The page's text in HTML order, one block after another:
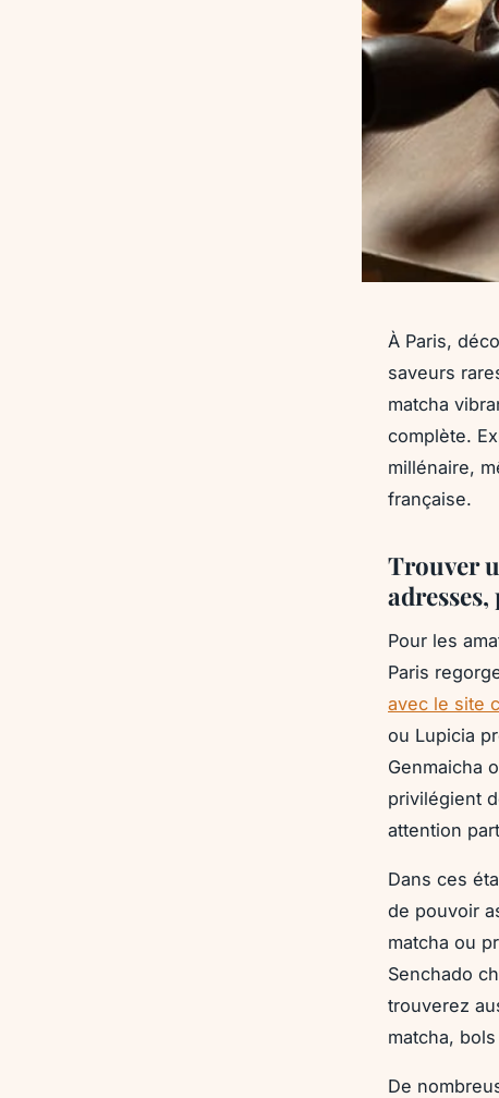
À Paris,
saveurs
matcha
complète.
millénaire,
française.
Trouver
Pour les
Paris
avec le site
ou Lupicia
Genmaicha
privilégient
attention
Dans ces
de pouvoir
matcha ou
Senchado
trouverez
matcha,
De